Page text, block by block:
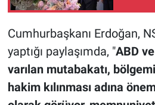
Cumhurbaşkanı Erdoğan,
yaptığı paylaşımda, "ABD
varılan mutabakatı,
hakim kılınması adına